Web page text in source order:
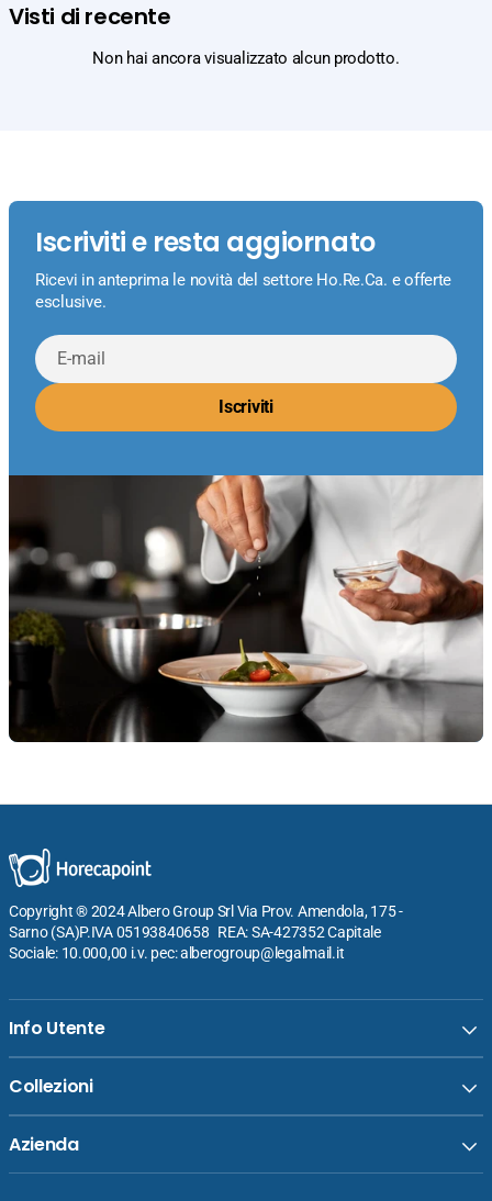
Visti di recente
Non hai ancora visualizzato alcun prodotto.
Iscriviti e resta aggiornato
Ricevi in anteprima le novità del settore Ho.Re.Ca. e offerte
esclusive.
E-
mail
Iscriviti
Copyright ® 2024 Albero Group Srl Via Prov. Amendola, 175 -
Sarno (SA)P.IVA 05193840658 REA: SA-427352 Capitale
Sociale: 10.000,00 i.v. pec: alberogroup@legalmail.it
Info Utente
Collezioni
Azienda